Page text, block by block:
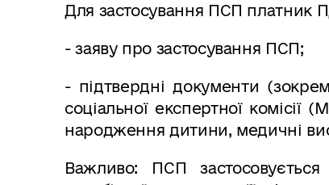
Для застосування ПСП платник
- заяву про застосування ПСП;
- підтвердні документи
соціальної експертної комісії
народження дитини, медичні
Важливо: ПСП